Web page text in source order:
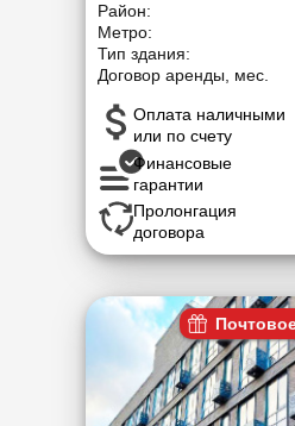
Район:
Метро:
Тип здания:
Договор аренды, мес.
Оплата наличными
или по счету
Финансовые
гарантии
Пролонгация
договора